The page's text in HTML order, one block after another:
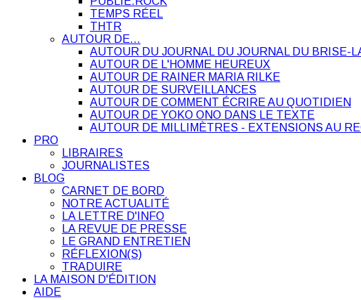
TEMPS RÉEL
THTR
AUTOUR DE…
AUTOUR DU JOURNAL DU JOURNAL DU BRISE-
AUTOUR DE L'HOMME HEUREUX
AUTOUR DE RAINER MARIA RILKE
AUTOUR DE SURVEILLANCES
AUTOUR DE COMMENT ÉCRIRE AU QUOTIDIEN
AUTOUR DE YOKO ONO DANS LE TEXTE
AUTOUR DE MILLIMÈTRES - EXTENSIONS AU
PRO
LIBRAIRES
JOURNALISTES
BLOG
CARNET DE BORD
NOTRE ACTUALITÉ
LA LETTRE D'INFO
LA REVUE DE PRESSE
LE GRAND ENTRETIEN
RÉFLEXION(S)
TRADUIRE
LA MAISON D'ÉDITION
AIDE